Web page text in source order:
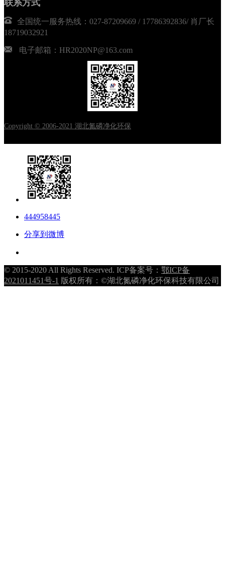
联系方式
全国统一服务热线：027-87209669 / 17786392836/ 肖厂长
18719032921
电子邮箱：HR2020NP@163.com
Copyright © 2006-2021 湖北氮磷净化环保
444958445
分享到微博
© 2015-2020 All Rights Reserved. ICP备案号： 鄂ICP备
2021011451号-1 版权所有：©湖北氮磷净化环保科技有限公司